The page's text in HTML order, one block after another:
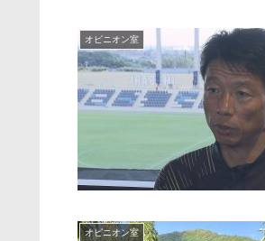
オピニオン室
オピニオン室